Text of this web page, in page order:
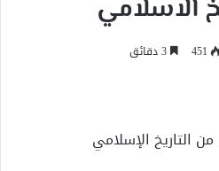
الاسلامي
451
الإسلامي